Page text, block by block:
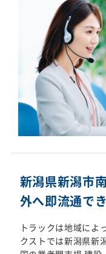
新潟県新潟市
外へ即流通で
トラックは地域によ
クストでは新潟県新